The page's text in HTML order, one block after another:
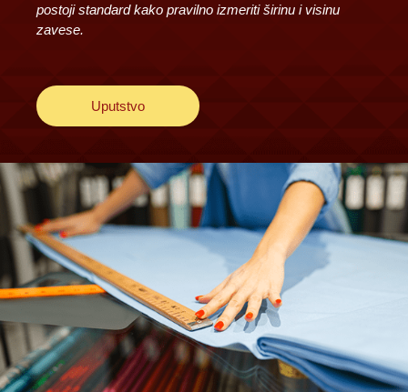
postoji standard kako pravilno izmeriti širinu i visinu
zavese.
Uputstvo